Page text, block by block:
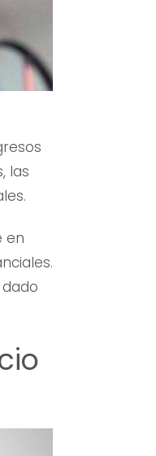
las
en